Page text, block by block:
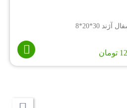
آژند 30*20*8
تومان